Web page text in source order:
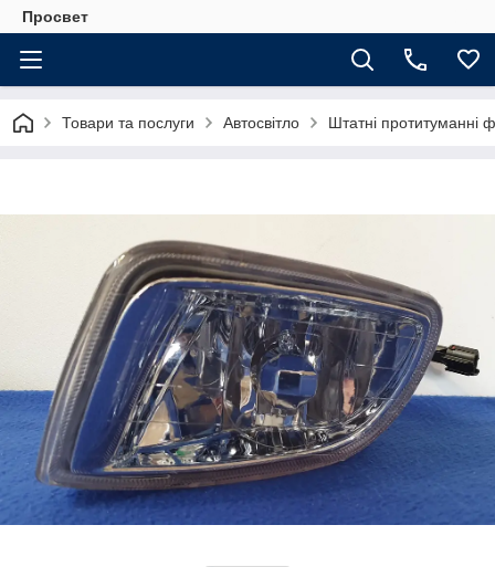
Просвет
Товари та послуги Автосвітло Штатні протитуманні